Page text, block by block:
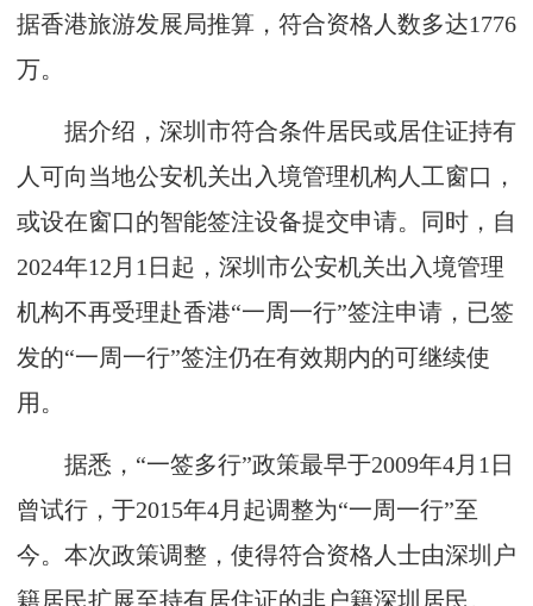
据香港旅游发展局推算，符合资格人数多达1776
万。
据介绍，深圳市符合条件居民或居住证持有
人可向当地公安机关出入境管理机构人工窗口，
或设在窗口的智能签注设备提交申请。同时，自
2024年12月1日起，深圳市公安机关出入境管理
机构不再受理赴香港“一周一行”签注申请，已签
发的“一周一行”签注仍在有效期内的可继续使
用。
据悉，“一签多行”政策最早于2009年4月1日
曾试行，于2015年4月起调整为“一周一行”至
今。本次政策调整，使得符合资格人士由深圳户